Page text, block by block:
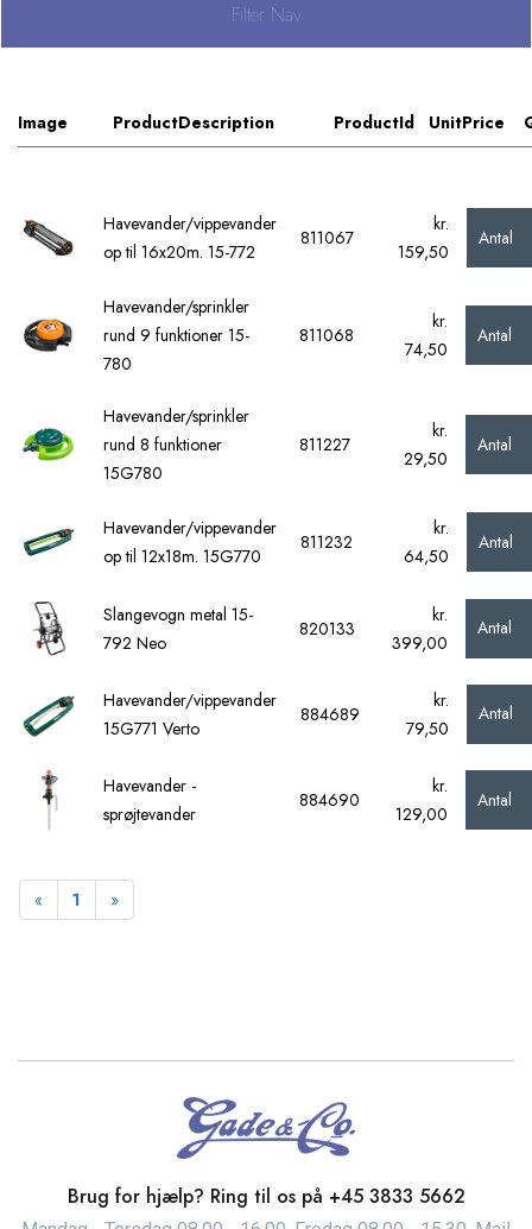
Filter Nav
Image ProductDescription ProductId UnitPrice
Havevander/vippevander
op til 16x20m. 15-772
811067
kr.
159,50
Antal
Havevander/sprinkler
rund 9 funktioner 15-
780
811068
kr.
74,50
Antal
Havevander/sprinkler
rund 8 funktioner
15G780
811227
kr.
29,50
Antal
Havevander/vippevander
op til 12x18m. 15G770
811232
kr.
64,50
Antal
Slangevogn metal 15-
792 Neo
820133
kr.
399,00
Antal
Havevander/vippevander
15G771 Verto
884689
kr.
79,50
Antal
Havevander -
sprøjtevander
884690
kr.
129,00
Antal
« Forrige
1 »Næste
Brug for hjælp? Ring til os på +45 3833 5662